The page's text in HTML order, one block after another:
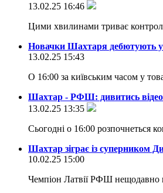
13.02.25 16:46
Цими хвилинами триває
Новачки Шахтаря дебютують
13.02.25 15:43
О 16:00 за київським часом у
Шахтар - РФШ: дивитись
13.02.25 13:35
Сьогодні о 16:00 розпочнеться
Шахтар зіграє із суперником
10.02.25 15:00
Чемпіон Латвії РФШ нещодавно